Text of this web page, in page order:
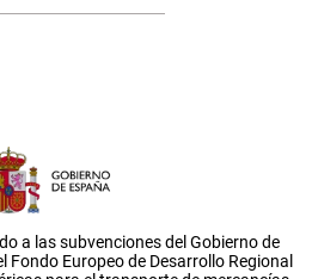
a las subvenciones del Gobierno de
Europeo de Desarrollo Regional